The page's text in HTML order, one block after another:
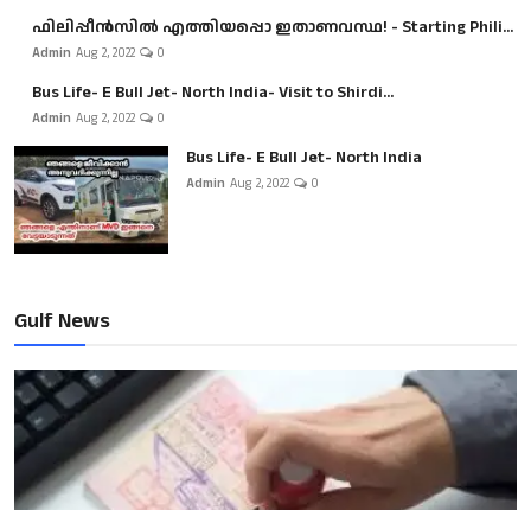
ഫിലിപ്പീൻസിൽ എത്തിയപ്പൊ ഇതാണവസ്ഥ! - Starting Phili...
Admin Aug 2, 2022 0
Bus Life- E Bull Jet- North India- Visit to Shirdi...
Admin Aug 2, 2022 0
Bus Life- E Bull Jet- North India
Admin Aug 2, 2022 0
Gulf News